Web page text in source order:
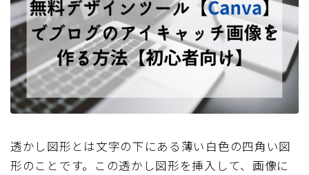
透かし図形とは文字の下にある薄い白色の四角い図
形のことです。この透かし図形を挿入して、画像に